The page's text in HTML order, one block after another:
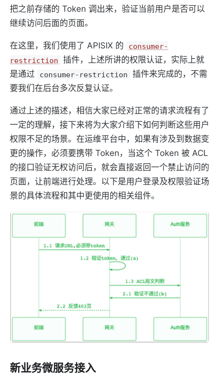
把之前存储的 Token 调出来，验证当前用户是否可以
继续访问后面的页面。
在这里，我们使用了 APISIX 的
consumer-
restriction
插件，上述所讲的权限认证，实际上就
是通过
consumer-restriction
插件来完成的，不需
要我们在后台多次反复认证。
通过上述的描述，相信大家已经对正常的请求流程有了
一定的理解，接下来将为大家介绍下如何判断这些用户
权限不足的场景。在运维平台中，如果有涉及到数据变
更的操作，必须要携带 Token，当这个 Token 被 ACL
的接口验证无权访问后，就会直接返回一个禁止访问的
页面，让前端进行处理。以下是用户登录及权限验证场
景的具体流程和其中更使用的相关组件。
新业务微服务接入